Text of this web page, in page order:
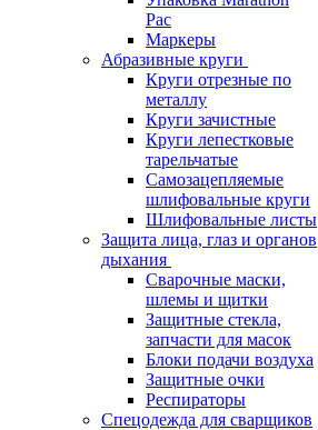
Pac
Маркеры
Абразивные круги
Круги отрезные по
металлу
Круги зачистные
Круги лепестковые
тарельчатые
Самозацепляемые
шлифовальные круги
Шлифовальные листы
Защита лица, глаз и органов
дыхания
Сварочные маски,
шлемы и щитки
Защитные стекла,
запчасти для масок
Блоки подачи воздуха
Защитные очки
Респираторы
Спецодежда для сварщиков